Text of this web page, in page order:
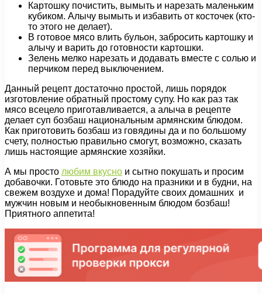
Картошку почистить, вымыть и нарезать маленьким
кубиком. Алычу вымыть и избавить от косточек (кто-
то этого не делает).
В готовое мясо влить бульон, забросить картошку и
алычу и варить до готовности картошки.
Зелень мелко нарезать и додавать вместе с солью и
перчиком перед выключением.
Данный рецепт достаточно простой, лишь порядок
изготовление обратный простому супу. Но как раз так
мясо всецело приготавливается, а алыча в рецепте
делает суп бозбаш национальным армянским блюдом.
Как приготовить бозбаш из говядины да и по большому
счету, полностью правильно смогут, возможно, сказать
лишь настоящие армянские хозяйки.
А мы просто любим вкусно и сытно покушать и просим
добавочки. Готовьте это блюдо на празники и в будни, на
свежем воздухе и дома! Порадуйте своих домашних и
мужчин новым и необыкновенным блюдом бозбаш!
Приятного аппетита!